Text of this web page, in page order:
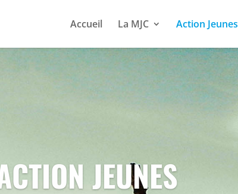
Accueil La MJC Action Jeunes
JEUNES